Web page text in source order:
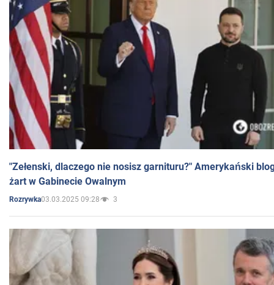
"Zełenski, dlaczego nie nosisz garnituru?" Amerykański
żart w Gabinecie Owalnym
Rozrywka03.03.2025 09:28 3